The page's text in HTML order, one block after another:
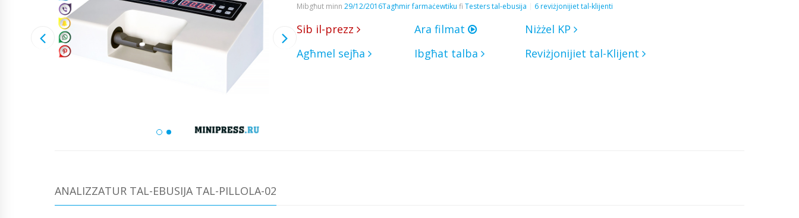
Mibgħut minn 29/12/2016Tagħmir farmaċewtiku fi Testers tal-ebusija 6 reviżjonijiet tal-klijenti
Sib il-prezz Ara filmat
Niżżel KP
Agħmel sejħa
Ibgħat talba Reviżjonijiet tal-Klijent
ANALIZZATUR TAL-EBUSIJA TAL-PILLOLA-02